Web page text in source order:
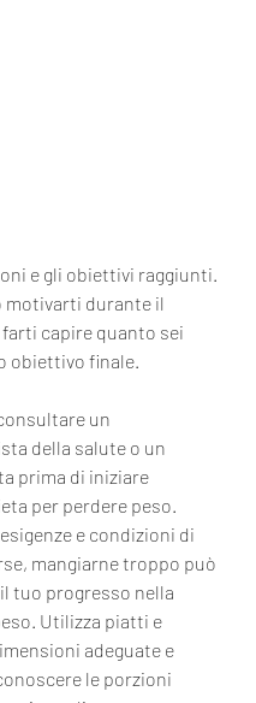
motivarti durante il
capire quanto sei
obiettivo finale.
un
della salute o un
prima di iniziare
per perdere peso.
e condizioni di
mangiarne troppo può
tuo progresso nella
Utilizza piatti e
adeguate e
le porzioni